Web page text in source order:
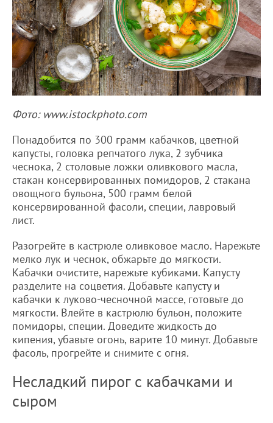
Фото: www.istockphoto.com
Понадобится по 300 грамм кабачков, цветной
капусты, головка репчатого лука, 2 зубчика
чеснока, 2 столовые ложки оливкового масла,
стакан консервированных помидоров, 2 стакана
овощного бульона, 500 грамм белой
консервированной фасоли, специи, лавровый
лист.
Разогрейте в кастрюле оливковое масло. Нарежьте
мелко лук и чеснок, обжарьте до мягкости.
Кабачки очистите, нарежьте кубиками. Капусту
разделите на соцветия. Добавьте капусту и
кабачки к луково-чесночной массе, готовьте до
мягкости. Влейте в кастрюлю бульон, положите
помидоры, специи. Доведите жидкость до
кипения, убавьте огонь, варите 10 минут. Добавьте
фасоль, прогрейте и снимите с огня.
Несладкий пирог с кабачками и
сыром